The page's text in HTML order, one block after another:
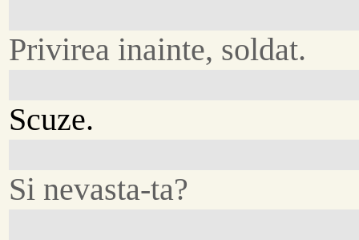
Privirea inainte, soldat.
Scuze.
Si nevasta-ta?